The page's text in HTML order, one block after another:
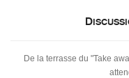
De la terrasse du "Take